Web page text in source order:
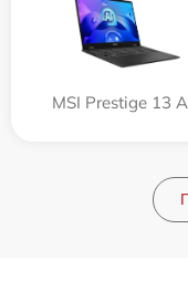
MSI Prestige 13